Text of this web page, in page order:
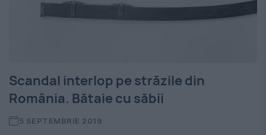
Scandal interlop pe străzile din
România. Bătaie cu săbii
5 SEPTEMBRIE 2019